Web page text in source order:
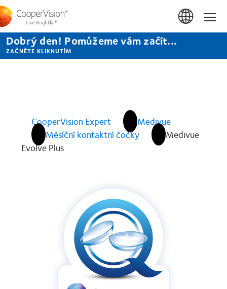
Přejít
k
hlavnímu
obsahu
Dobrý den! Pomůžeme vám začít...
ZAČNĚTE KLIKNUTÍM
CooperVision Expert
Medivue
Měsíční kontaktní čočky
Medivue
Evolve Plus